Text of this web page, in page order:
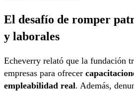
El desafío de romper
y laborales
Echeverry relató que la fundación
empresas para ofrecer
empleabilidad real. Además,